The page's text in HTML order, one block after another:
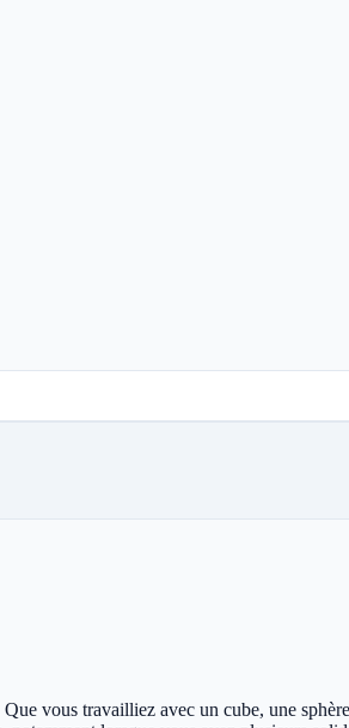
vous travailliez avec un cube, une